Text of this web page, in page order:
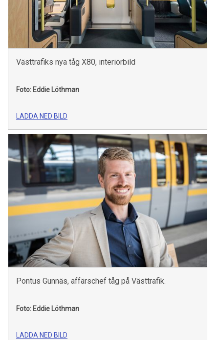
Västtrafiks nya tåg X80, interiörbild
Foto: Eddie Löthman
LADDA NED BILD
Pontus Gunnäs, affärschef tåg på Västtrafik.
Foto: Eddie Löthman
LADDA NED BILD